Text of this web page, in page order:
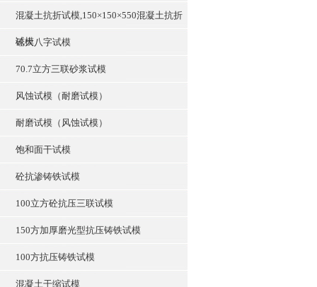
混凝土抗折试模,150×150×550混凝土抗折
试模
砼大八字试模
70.7立方三联砂浆试模
风蚀试模（耐磨试模）
耐磨试模（风蚀试模）
饱和面干试模
砼抗渗铸铁试模
100立方砼抗压三联试模
150方加厚磨光型抗压铸铁试模
100方抗压铸铁试模
混凝土干缩试模